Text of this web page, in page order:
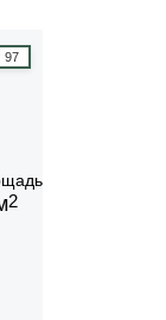
97
2